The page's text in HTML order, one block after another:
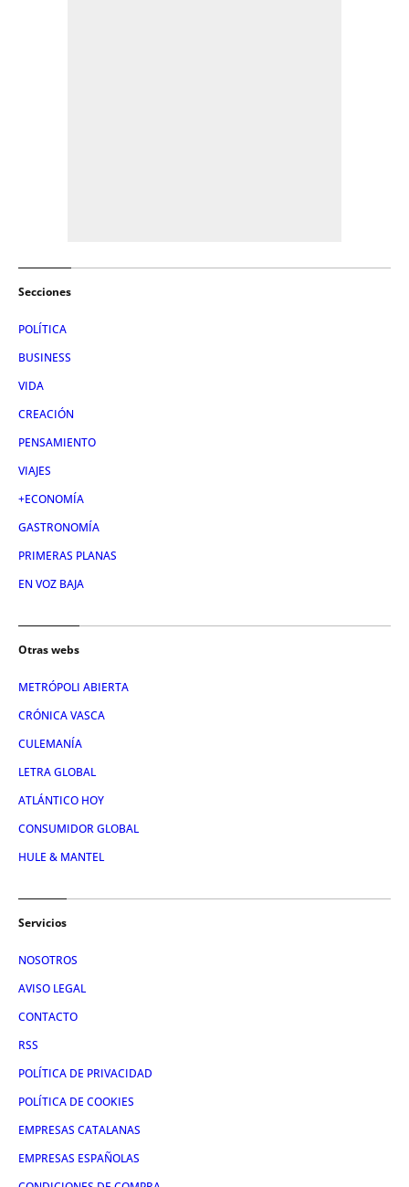
Secciones
POLÍTICA
BUSINESS
VIDA
CREACIÓN
PENSAMIENTO
VIAJES
+ECONOMÍA
GASTRONOMÍA
PRIMERAS PLANAS
EN VOZ BAJA
Otras webs
METRÓPOLI ABIERTA
CRÓNICA VASCA
CULEMANÍA
LETRA GLOBAL
ATLÁNTICO HOY
CONSUMIDOR GLOBAL
HULE & MANTEL
Servicios
NOSOTROS
AVISO LEGAL
CONTACTO
RSS
POLÍTICA DE PRIVACIDAD
POLÍTICA DE COOKIES
EMPRESAS CATALANAS
EMPRESAS ESPAÑOLAS